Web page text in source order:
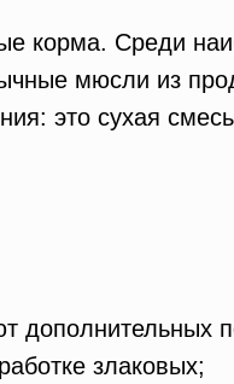
корма. Среди
мюсли из
это сухая
дополнительных
злаковых;